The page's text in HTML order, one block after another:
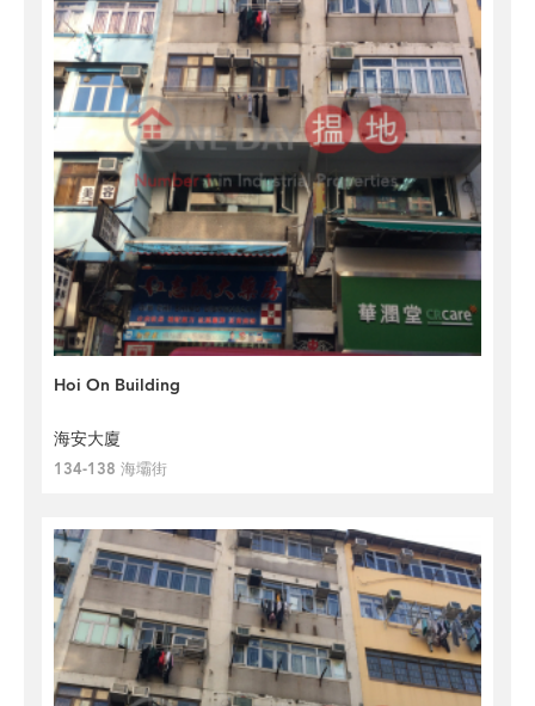
Hoi On Building
海安大廈
134-138 海壩街